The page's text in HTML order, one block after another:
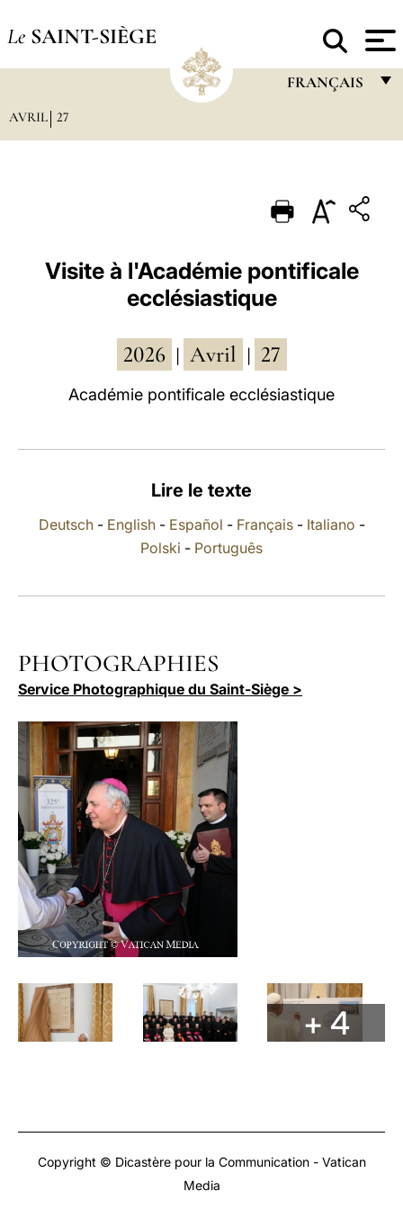
Le SAINT-SIÈGE
FRANÇAIS
PORTUGUÊS
ESPAÑOL
中文
AVRIL 27
Visite à l'Académie pontificale
ecclésiastique
2026 Avril 27
Académie pontificale ecclésiastique
Lire le texte
Deutsch- English- Español - Français- Italiano -
Polski - Português
PHOTOGRAPHIES
Service Photographique du Saint-Siège >
+ 4
Copyright © Dicastère pour la Communication - Vatican
Media